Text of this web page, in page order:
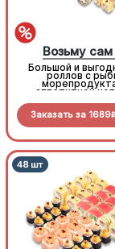
Возьму сам
Большой и
роллов с
аппетитной
забирай
Заказать за 1689R